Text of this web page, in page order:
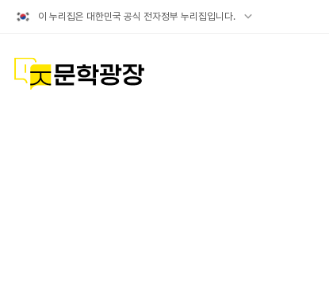
이 누리집은 대한민국 공식 전자정부 누리집입니다.
공식
문학광장